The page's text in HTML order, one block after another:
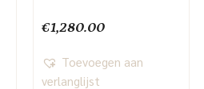
€1,280.00
Toevoegen aan
verlanglijst